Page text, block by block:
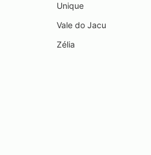
Unique
Vale do Jacu
Zélia